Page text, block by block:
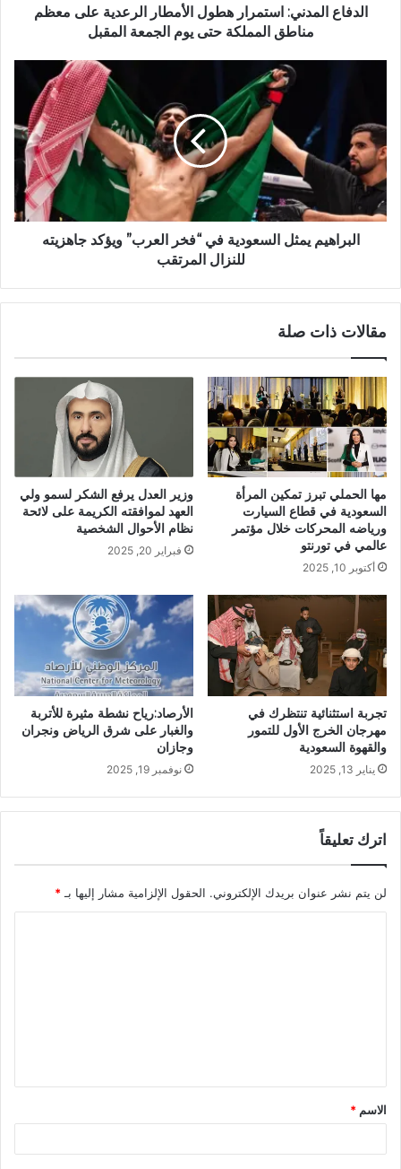
الدفاع المدني: استمرار هطول الأمطار الرعدية على معظم
مناطق المملكة حتى يوم الجمعة المقبل
البراهيم يمثل السعودية في “فخر العرب” ويؤكد جاهزيته
للنزال المرتقب
مقالات ذات صلة
مها الحملي تبرز تمكين المرأة
السعودية في قطاع السيارت
ورياضه المحركات خلال مؤتمر
عالمي في تورنتو
أكتوبر 10, 2025
وزير العدل يرفع الشكر لسمو ولي
العهد لموافقته الكريمة على لائحة
نظام الأحوال الشخصية
فبراير 20, 2025
تجربة استثنائية تنتظرك في
مهرجان الخرج الأول للتمور
والقهوة السعودية
يناير 13, 2025
الأرصاد:رياح نشطة مثيرة للأتربة
والغبار على شرق الرياض ونجران
وجازان
نوفمبر 19, 2025
اترك تعليقاً
لن يتم نشر عنوان بريدك الإلكتروني. الحقول الإلزامية مشار إليها بـ*
ق
*
الاسم *